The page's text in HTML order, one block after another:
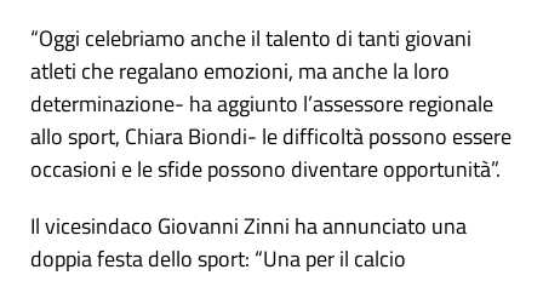
“Oggi celebriamo anche il talento di tanti giovani
atleti che regalano emozioni, ma anche la loro
determinazione- ha aggiunto l’assessore regionale
allo sport, Chiara Biondi- le difficoltà possono essere
occasioni e le sfide possono diventare opportunità”.
Il vicesindaco Giovanni Zinni ha annunciato una
doppia festa dello sport: “Una per il calcio